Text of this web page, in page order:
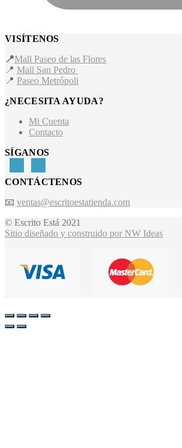
VISÍTENOS
📍Mall Paseo de las Flores
📍 Mall San Pedro
📍 Paseo Metrópoli
¿NECESITA AYUDA?
Mi Cuenta
Contacto
SÍGANOS
CONTÁCTENOS
📧 ventas@escritoestatienda.com
© Escrito Está 2021
Sitio diseñado y construido por NW Ideas